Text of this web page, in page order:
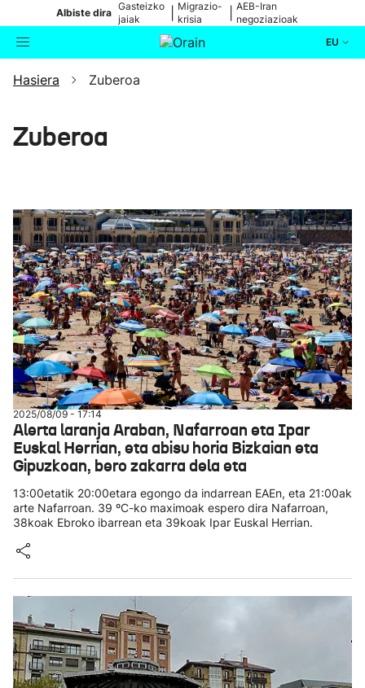
Albiste dira
Gasteizko
jaiak
Migrazio-
krisia
AEB-Iran
negoziazioak
EU
Bilatzailea
Ikusmiran
Eguraldia
Hasiera Zuberoa
Zuberoa
2025/08/09 - 17:14
Alerta laranja Araban, Nafarroan eta Ipar
Euskal Herrian, eta abisu horia Bizkaian eta
Gipuzkoan, bero zakarra dela eta
13:00etatik 20:00etara egongo da indarrean EAEn, eta 21:00ak
arte Nafarroan. 39 ºC-ko maximoak espero dira Nafarroan,
38koak Ebroko ibarrean eta 39koak Ipar Euskal Herrian.